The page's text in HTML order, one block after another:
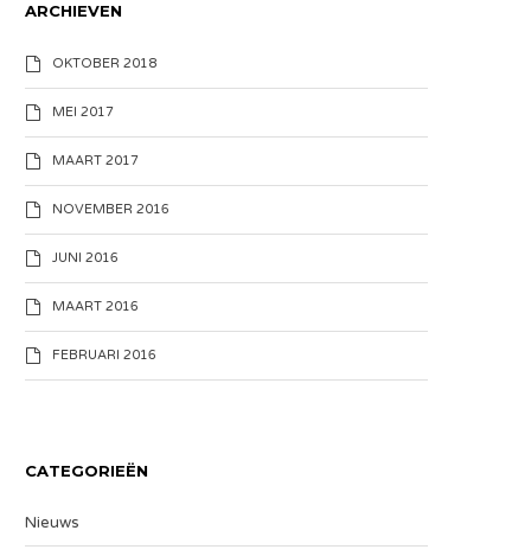
ARCHIEVEN
OKTOBER 2018
MEI 2017
MAART 2017
NOVEMBER 2016
JUNI 2016
MAART 2016
FEBRUARI 2016
CATEGORIEËN
Nieuws